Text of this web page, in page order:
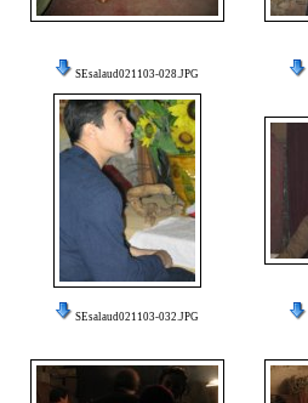
SEsalaud021103-028.JPG
SEsalaud021103-032.JPG